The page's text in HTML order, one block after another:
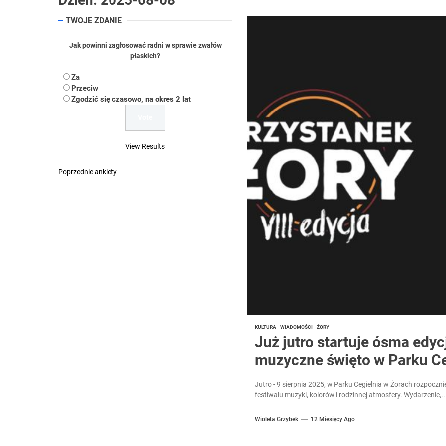
Koper – część 2.
Koper
Dość komentowania kolejnych afer w ochronie zdrowia — czas zacząć mówić o
KULTURA WIADOMOŚCI ŻORY
Już jutro startuje ósma
muzyczne święto w Parku
Jutro - 9 sierpnia 2025, w Parku Cegielnia w Żorach
festiwalu muzyki, kolorów i rodzinnej atmosfery.
Wioleta Grzybek 12 Miesięcy Ago
TWOJE ZDANIE
Jak powinni zagłosować radni w sprawie zwałów
płaskich?
Za
Przeciw
Zgodzić się czasowo, na okres 2 lat
View Results
Poprzednie ankiety